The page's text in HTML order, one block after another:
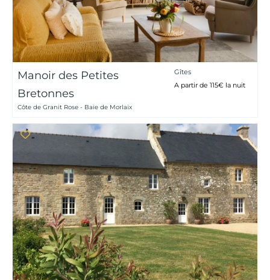
Manoir des Petites
Bretonnes
Côte de Granit Rose - Baie de Morlaix
Gîtes
A partir de 115€ la nuit